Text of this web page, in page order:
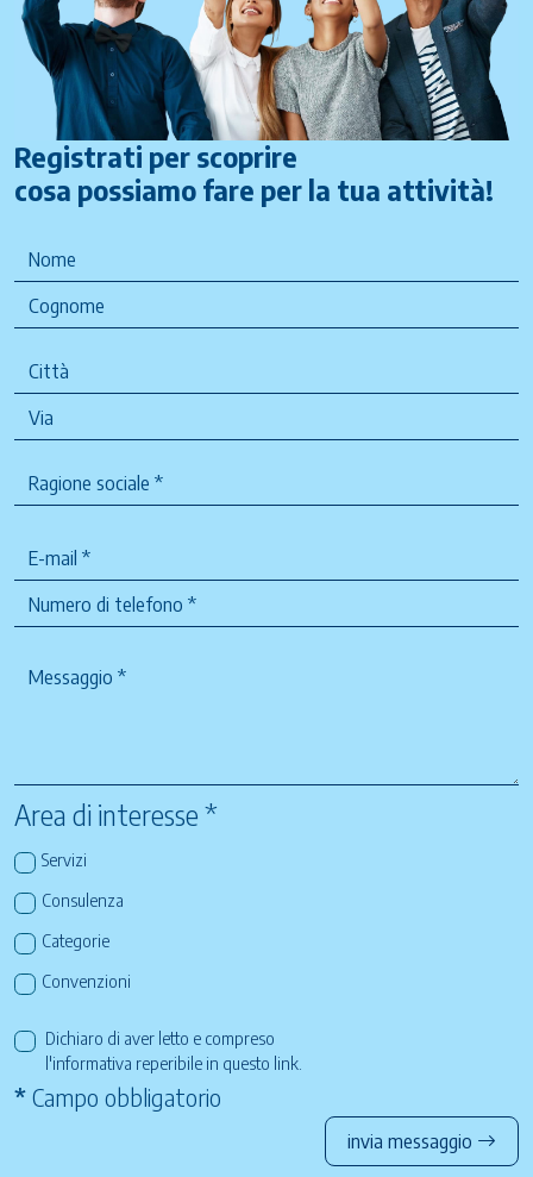
Registrati per scoprire
cosa possiamo fare per la tua attività!
Area di interesse *
Servizi
Consulenza
Categorie
Convenzioni
Dichiaro di aver letto e compreso
l'informativa reperibile in questo link
* Campo obbligatorio
invia messaggio